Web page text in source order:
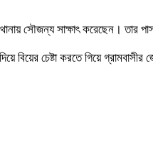
সৌজন্য সাক্ষাৎ করেছেন। তার
চেষ্টা করতে গিয়ে